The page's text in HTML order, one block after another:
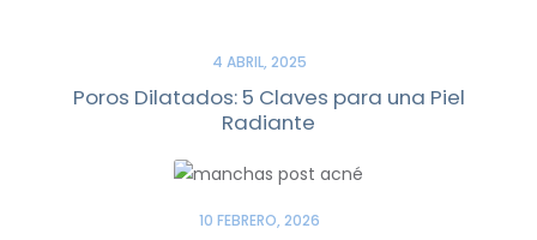
4 ABRIL, 2025
Poros Dilatados: 5 Claves para una Piel
Radiante
10 FEBRERO, 2026